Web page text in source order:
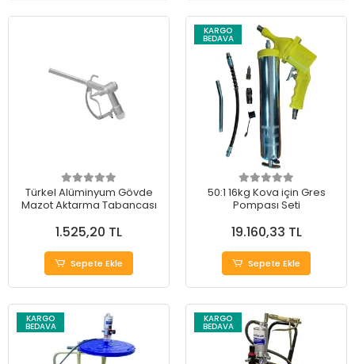
Türkel Alüminyum Gövde
Mazot Aktarma Tabancası
1.525,20 TL
Sepete Ekle
KARGO
BEDAVA
50:1 16kg Kova için Gres
Pompası Seti
19.160,33 TL
Sepete Ekle
KARGO
BEDAVA
KARGO
BEDAVA